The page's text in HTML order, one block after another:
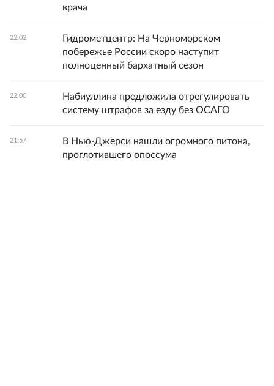
врача
22:02
Гидрометцентр: На Черноморском
побережье России скоро наступит
полноценный бархатный сезон
22:00
Набиуллина предложила отрегулировать
систему штрафов за езду без ОСАГО
21:57
В Нью-Джерси нашли огромного питона,
проглотившего опоссума